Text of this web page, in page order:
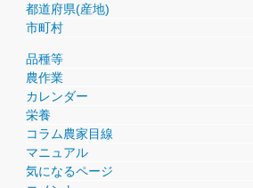
都道府県(産地)
市町村
品種等
農作業
カレンダー
栄養
コラム農家目線
マニュアル
気になるページ